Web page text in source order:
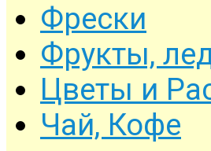
Фрески
Фрукты,
Цветы и
Чай, Кофе